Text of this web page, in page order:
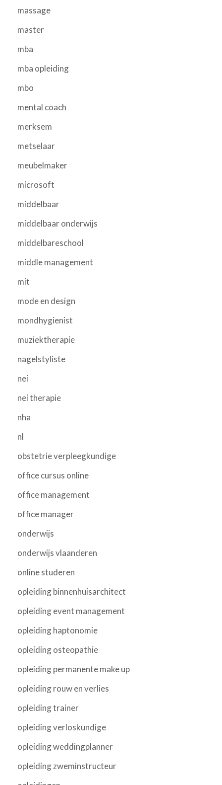
massage
master
mba
mba opleiding
mbo
mental coach
merksem
metselaar
meubelmaker
microsoft
middelbaar
middelbaar onderwijs
middelbareschool
middle management
mit
mode en design
mondhygienist
muziektherapie
nagelstyliste
nei
nei therapie
nha
nl
obstetrie verpleegkundige
office cursus online
office management
office manager
onderwijs
onderwijs vlaanderen
online studeren
opleiding binnenhuisarchitect
opleiding event management
opleiding haptonomie
opleiding osteopathie
opleiding permanente make up
opleiding rouw en verlies
opleiding trainer
opleiding verloskundige
opleiding weddingplanner
opleiding zweminstructeur